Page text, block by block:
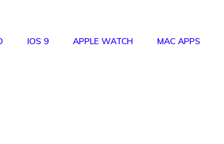
IOS 9 APPLE WATCH MAC APPS